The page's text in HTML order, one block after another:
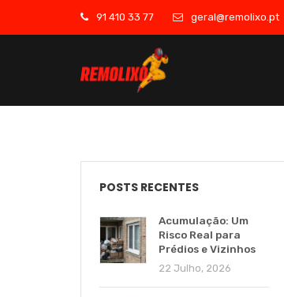
91 410 33 77 geral@remolixo.pt
POSTS RECENTES
Acumulação: Um
Risco Real para
Prédios e Vizinhos
22 Julho, 2026